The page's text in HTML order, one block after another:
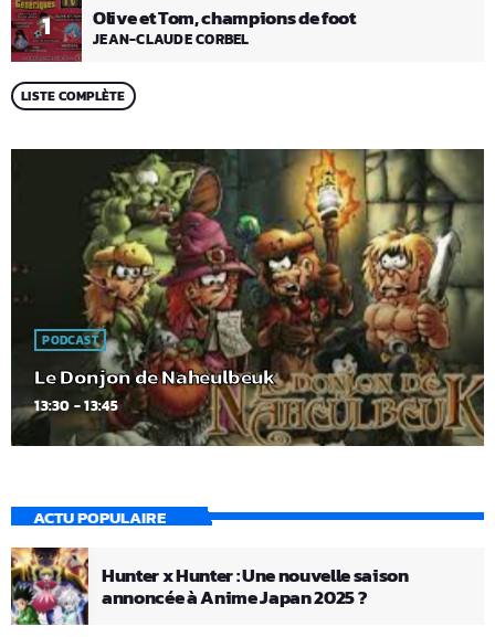
1 Olive et Tom, champions de foot
JEAN-CLAUDE CORBEL
LISTE COMPLÈTE
PODCAST
Le Donjon de Naheulbeuk
13:30 - 13:45
ACTU POPULAIRE
Hunter x Hunter : Une nouvelle saison
annoncée à Anime Japan 2025 ?